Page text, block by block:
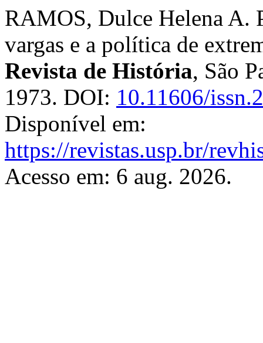
RAMOS, Dulce Helena A.
vargas e a política de
Revista de História, São
1973. DOI: 10.11606/
Disponível em:
https://revistas.usp.br/
Acesso em: 6 aug. 2026.